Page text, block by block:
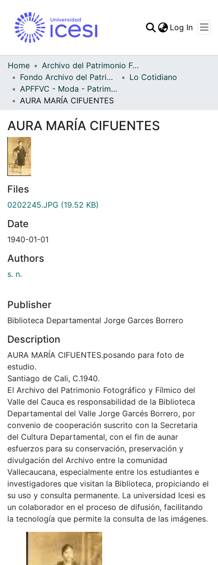
Statistics
Log In
Home
Archivo del Patrimonio Fotográfico y Fílmico del Valle del Cauca
Fondo Archivo del Patrimonio Fotográfico y Fílmico del Valle del Cauca
Lo Cotidiano
APFFVC - Moda - Patrimonial
AURA MARÍA CIFUENTES
AURA MARÍA CIFUENTES
Files
0202245.JPG (19.52 KB)
Date
1940-01-01
Authors
s. n.
Publisher
Biblioteca Departamental Jorge Garces Borrero
Description
AURA MARÍA CIFUENTES.posando para foto de
estudio.
Santiago de Cali, C.1940.
El Archivo del Patrimonio Fotográfico y Fílmico del
Valle del Cauca es responsabilidad de la Biblioteca
Departamental del Valle Jorge Garcés Borrero, por
convenio de cooperación suscrito con la Secretaria
del Cultura Departamental, con el fin de aunar
esfuerzos para su conservación, preservación y
divulgación del Archivo entre la comunidad
Vallecaucana, especialmente entre los estudiantes e
investigadores que visitan la Biblioteca, propiciando el
su uso y consulta permanente. La universidad Icesi es
un colaborador en el proceso de difusión, facilitando
la tecnología que permite la consulta de las imágenes.